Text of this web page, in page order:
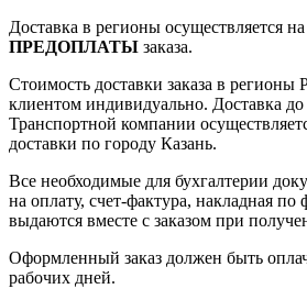
Доставка в регионы осуществляется
ПРЕДОПЛАТЫ заказа.
Стоимость доставки заказа в регионы
клиентом индивидуально. Доставка до
Транспортной компании
доставки по городу Казань.
Все необходимые для бухгалтерии
на оплату, счет-фактура, накладная
выдаются вместе с заказом при
Оформленный заказ должен быть
рабочих дней.